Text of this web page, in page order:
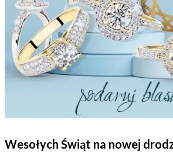
Wesołych Świąt na nowej